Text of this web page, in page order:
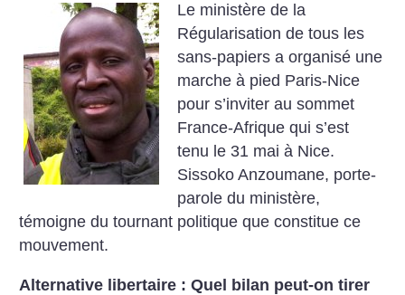
Le ministère de la
Régularisation de tous les
sans-papiers a organisé une
marche à pied Paris-Nice
pour s’inviter au sommet
France-Afrique qui s’est
tenu le 31 mai à Nice.
Sissoko Anzoumane, porte-
parole du ministère,
témoigne du tournant politique que constitue ce
mouvement.
Alternative libertaire : Quel bilan peut-on tirer